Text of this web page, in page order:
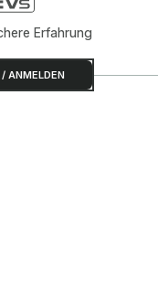
Erfahrung
/ ANMELDEN